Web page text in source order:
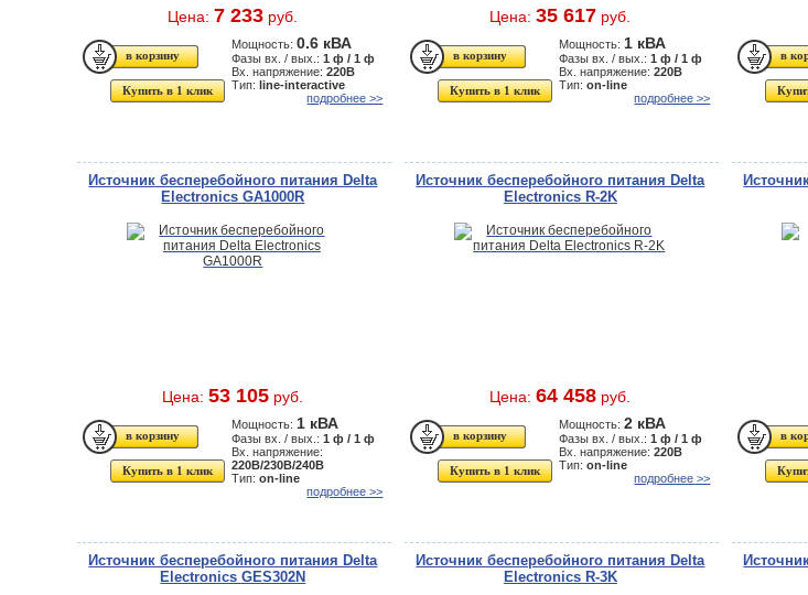
Цена:7 233 руб.
Купить в 1 клик
Мощность:0.6 кВА
Фазы вх. / вых.:1 ф / 1 ф
Вх. напряжение:220В
Тип:line-interactive
подробнее >>
Цена:35 617 руб.
Купить в 1 клик
Мощность: 1 кВА
Фазы вх. / вых.:1 ф / 1 ф
Вх. напряжение:220В
Тип:on-line
подробнее >>
Источник бесперебойного питания Delta
Electronics GA1000R
Цена:53 105 руб.
Купить в 1 клик
Мощность: 1 кВА
Фазы вх. / вых.:1 ф / 1 ф
Вх. напряжение:
220В/230В/240В
Тип:on-line
подробнее >>
Источник бесперебойного питания Delta
Electronics R-2K
Цена:64 458 руб.
Купить в 1 клик
Мощность:2 кВА
Фазы вх. / вых.:1 ф / 1 ф
Вх. напряжение:220В
Тип:on-line
подробнее >>
Источник бесперебойного питания Delta
Electronics GES302N
Источник бесперебойного питания Delta
Electronics R-3K